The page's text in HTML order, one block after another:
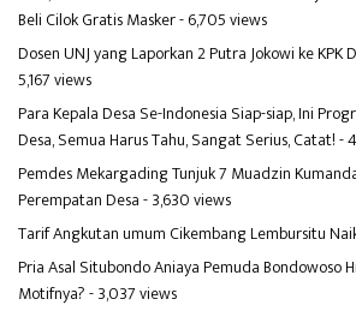
Beli Cilok Gratis Masker- 6,705 views
Dosen UNJ yang Laporkan 2 Putra Jokowi ke KPK
5,167 views
Para Kepala Desa Se-Indonesia Siap-siap, Ini
Desa, Semua Harus Tahu, Sangat Serius, Catat!-
Pemdes Mekargading Tunjuk 7 Muadzin
Perempatan Desa- 3,630 views
Tarif Angkutan umum Cikembang Lembursitu
Pria Asal Situbondo Aniaya Pemuda Bondowoso
Motifnya?- 3,037 views